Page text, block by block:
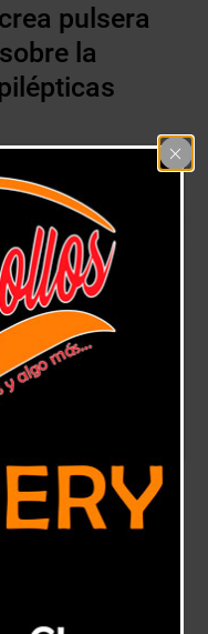
pulsera
la
Felipe de Ingeniería
de su proyecto de
a pacientes con